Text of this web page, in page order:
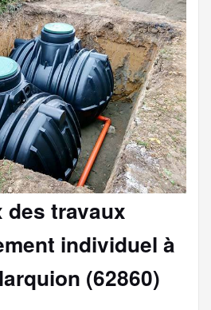
des travaux
individuel à
(62860)